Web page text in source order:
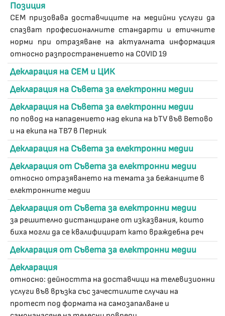
Позиция
СЕМ призовава доставчиците на медийни услуги да
спазват професионалните стандарти и етичните
норми при отразяване на актуалната информация
относно разпространението на COVID 19
Декларация на СЕМ и ЦИК
Декларация на Съвета за електронни медии
Декларация на Съвета за електронни медии
по повод на нападението над екипа на bTV във Ветово
и на екипа на ТВ7 в Перник
Декларация на Съвета за електронни медии
Декларация от Съвета за електронни медии
относно отразяването на темата за бежанците в
електронните медии
Декларация от Съвета за електронни медии
за решително дистанциране от изказвания, които
биха могли да се квалифицират като враждебна реч
Декларация от Съвета за електронни медии
Декларация
относно: дейността на доставчици на телевизионни
услуги във връзка със зачестилите случаи на
протест под формата на самозапалване и